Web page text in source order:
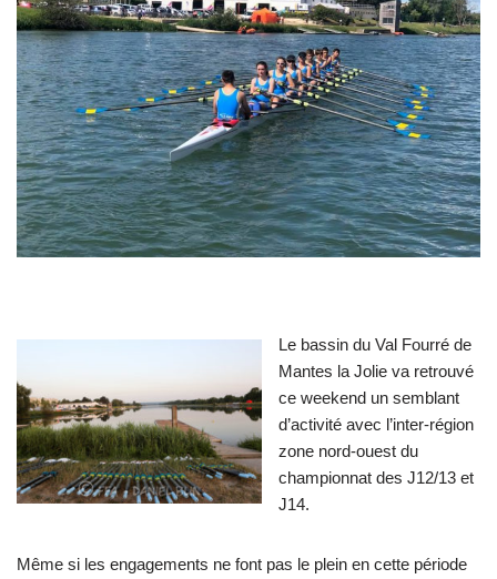
Le bassin du Val Fourré de
Mantes la Jolie va retrouvé
ce weekend un semblant
d’activité avec l’inter-région
zone nord-ouest du
championnat des J12/13 et
J14.
Même si les engagements ne font pas le plein en cette période